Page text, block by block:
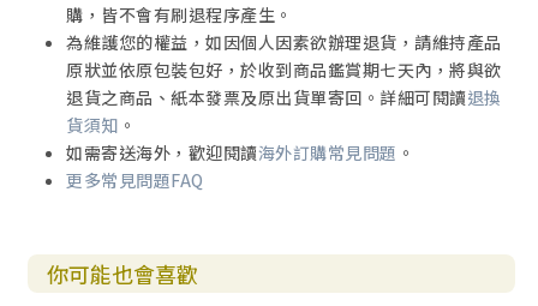
購，皆不會有刷退程序產生。
為維護您的權益，如因個人因素欲辦理退貨，請維持產品
原狀並依原包裝包好，於收到商品鑑賞期七天內，將與欲
退貨之商品、紙本發票及原出貨單寄回。詳細可閱讀退換
貨須知 。
如需寄送海外，歡迎閱讀海外訂購常見問題 。
更多常見問題FAQ
你可能也會喜歡